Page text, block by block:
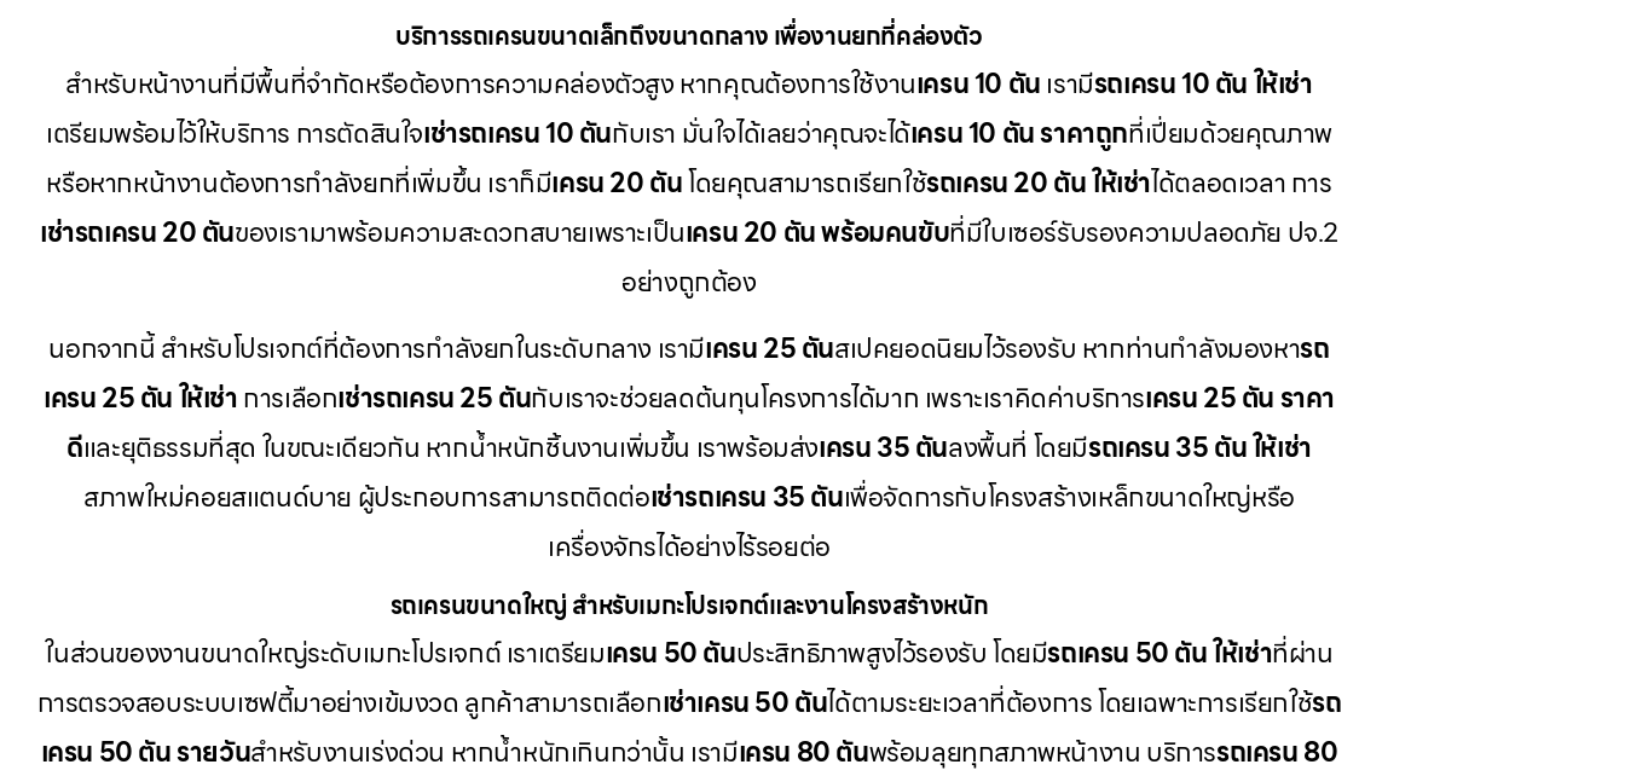
บริการรถเครนขนาดเล็กถึงขนาดกลาง เพื่องานยกที่คล่องตัว
สำหรับหน้างานที่มีพื้นที่จำกัดหรือต้องการความคล่องตัวสูง หากคุณต้องการใช้งานเครน 10 ตัน เรามีรถเครน 10 ตัน ให้เช่า
เตรียมพร้อมไว้ให้บริการ การตัดสินใจเช่ารถเครน 10 ตันกับเรา มั่นใจได้เลยว่าคุณจะได้เครน 10 ตัน ราคาถูกที่เปี่ยมด้วยคุณภาพ
หรือหากหน้างานต้องการกำลังยกที่เพิ่มขึ้น เราก็มีเครน 20 ตันโดยคุณสามารถเรียกใช้รถเครน 20 ตัน ให้เช่าได้ตลอดเวลา การ
เช่ารถเครน 20 ตันของเรามาพร้อมความสะดวกสบายเพราะเป็นเครน 20 ตัน พร้อมคนขับที่มีใบเซอร์รับรองความปลอดภัย ปจ.2
อย่างถูกต้อง
นอกจากนี้ สำหรับโปรเจกต์ที่ต้องการกำลังยกในระดับกลาง เรามีเครน 25 ตันสเปคยอดนิยมไว้รองรับ หากท่านกำลังมองหารถ
เครน 25 ตัน ให้เช่าการเลือกเช่ารถเครน 25 ตันกับเราจะช่วยลดต้นทุนโครงการได้มาก เพราะเราคิดค่าบริการเครน 25 ตัน ราคา
ดีและยุติธรรมที่สุด ในขณะเดียวกัน หากน้ำหนักชิ้นงานเพิ่มขึ้น เราพร้อมส่งเครน 35 ตันลงพื้นที่ โดยมีรถเครน 35 ตัน ให้เช่า
สภาพใหม่คอยสแตนด์บาย ผู้ประกอบการสามารถติดต่อเช่ารถเครน 35 ตันเพื่อจัดการกับโครงสร้างเหล็กขนาดใหญ่หรือ
เครื่องจักรได้อย่างไร้รอยต่อ
รถเครนขนาดใหญ่ สำหรับเมกะโปรเจกต์และงานโครงสร้างหนัก
ในส่วนของงานขนาดใหญ่ระดับเมกะโปรเจกต์ เราเตรียมเครน 50 ตันประสิทธิภาพสูงไว้รองรับ โดยมีรถเครน 50 ตัน ให้เช่าที่ผ่าน
การตรวจสอบระบบเซฟตี้มาอย่างเข้มงวด ลูกค้าสามารถเลือกเช่าเครน 50 ตันได้ตามระยะเวลาที่ต้องการ โดยเฉพาะการเรียกใช้รถ
เครน 50 ตัน รายวันสำหรับงานเร่งด่วน หากน้ำหนักเกินกว่านั้น เรามีเครน 80 ตันพร้อมลุยทุกสภาพหน้างาน บริการรถเครน 80